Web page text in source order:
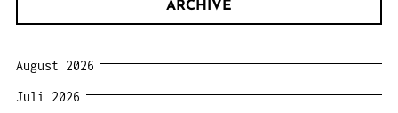
ARCHIVE
August 2026
Juli 2026